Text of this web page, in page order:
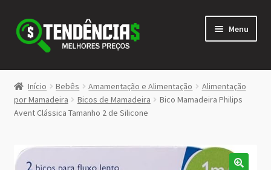
Pular
para
navegação
Pular
para
conteúdo
Menu
LOJA
<>
Início Bebês Amamentação e Alimentação
Alimentação
por Mamadeira
Bicos de Mamadeira
Bico Mamadeira Philips
Avent Clássica Tamanho 2 de Silicone